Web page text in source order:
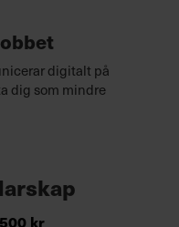
digitalt på
dig som mindre
kr